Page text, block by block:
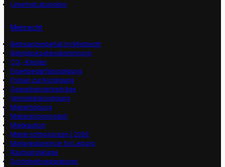
Unterhalt abändern
Mietrecht
Bettwanzenbefall im Mietrecht
Betriebskostenabrechnung
CO₂-Kosten
Eigenbedarfskündigung
Fristen zur Kündigung
Gewerbemietverträge
Vermieterkündigung
Mieterhöhung
Mieterstrommodell
Mietkaution
Miete richtig kürzen | 2026
Mietpreisbremse für Leipzig
Räumungsklage
Schönheitsreparaturen